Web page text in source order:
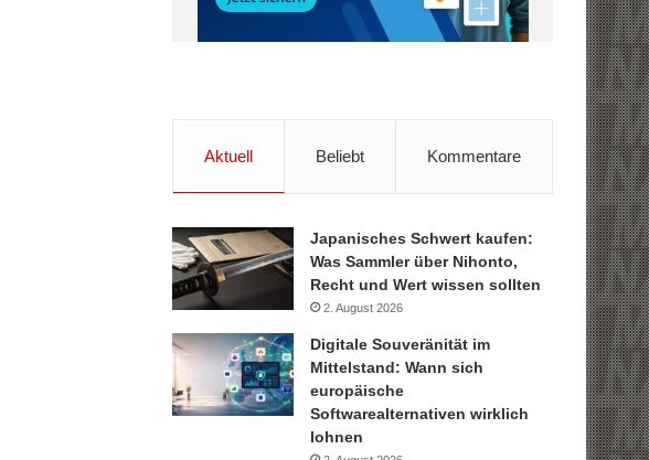
Aktuell Beliebt Kommentare
Japanisches Schwert kaufen:
Was Sammler über Nihonto,
Recht und Wert wissen sollten
2. August 2026
Digitale Souveränität im
Mittelstand: Wann sich
europäische
Softwarealternativen wirklich
lohnen